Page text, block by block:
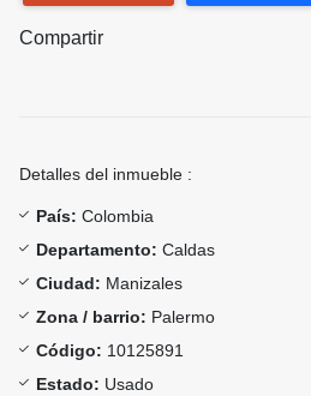
Compartir
Detalles del inmueble :
País: Colombia
Departamento: Caldas
Ciudad: Manizales
Zona / barrio: Palermo
Código: 10125891
Estado: Usado